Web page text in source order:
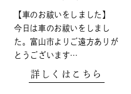
【車のお祓いをしました】
今日は車のお祓いをしまし
た。富山市よりご遠方ありが
とうございます…
詳しくはこちら